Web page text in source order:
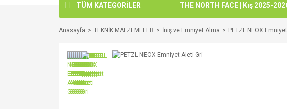
TÜM KATEGORİLER THE NORTH FACE | Kış 2025-
Anasayfa TEKNİK MALZEMELER İniş ve Emniyet Alma PETZL NEOX